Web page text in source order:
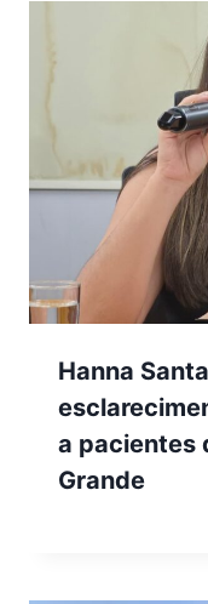
Hanna
a pacientes
Grande